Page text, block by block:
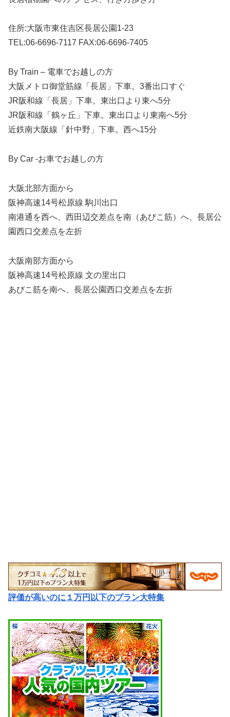
住所:大阪市東住吉区長居公園1-23
TEL:06-6696-7117 FAX:06-6696-7405
By Train – 電車でお越しの方
⼤阪メトロ御堂筋線「⻑居」下⾞。3番出⼝すぐ
JR阪和線「⻑居」下⾞。東出⼝より東へ5分
JR阪和線「鶴ヶ丘」下⾞。東出⼝より東南へ5分
近鉄南⼤阪線「針中野」下⾞。⻄へ15分
By Car -お車でお越しの方
大阪北部方面から
阪神⾼速14号松原線 駒川出⼝
南港通を⻄へ、⻄⽥辺交差点を南（あびこ筋）へ、⻑居公
園⻄⼝交差点を左折
⼤阪南部⽅⾯から
阪神⾼速14号松原線 ⽂の⾥出⼝
あびこ筋を南へ、⻑居公園⻄⼝交差点を左折
評価が高いのに１万円以下のプラン大特集